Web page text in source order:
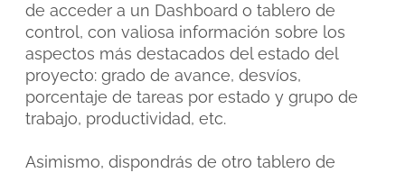
de acceder a un Dashboard o tablero de
control, con valiosa información sobre los
aspectos más destacados del estado del
proyecto: grado de avance, desvíos,
porcentaje de tareas por estado y grupo de
trabajo, productividad, etc.
Asimismo, dispondrás de otro tablero de